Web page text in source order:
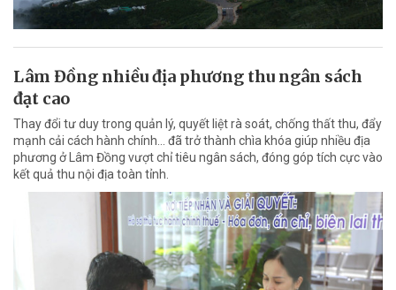
Lâm Đồng nhiều địa phương thu ngân sách
đạt cao
Thay đổi tư duy trong quản lý, quyết liệt rà soát, chống thất thu, đẩy
mạnh cải cách hành chính... đã trở thành chìa khóa giúp nhiều địa
phương ở Lâm Đồng vượt chỉ tiêu ngân sách, đóng góp tích cực vào
kết quả thu nội địa toàn tỉnh.